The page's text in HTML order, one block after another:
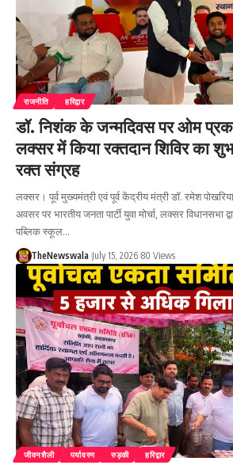
राजनीति हरिद्वार
डॉ. निशंक के जन्मदिवस पर ओम
लक्सर में किया रक्तदान शिविर का
रक्त संग्रह
लक्सर। पूर्व मुख्यमंत्री एवं पूर्व केंद्रीय मंत्री डॉ. रमेश
अवसर पर भारतीय जनता पार्टी युवा मोर्चा, लक्सर विधानसभा
पब्लिक स्कूल…
TheNewswala July 15, 2026 80 Views
जीवनशैली पर्यावरण रुड़की हरिद्वार